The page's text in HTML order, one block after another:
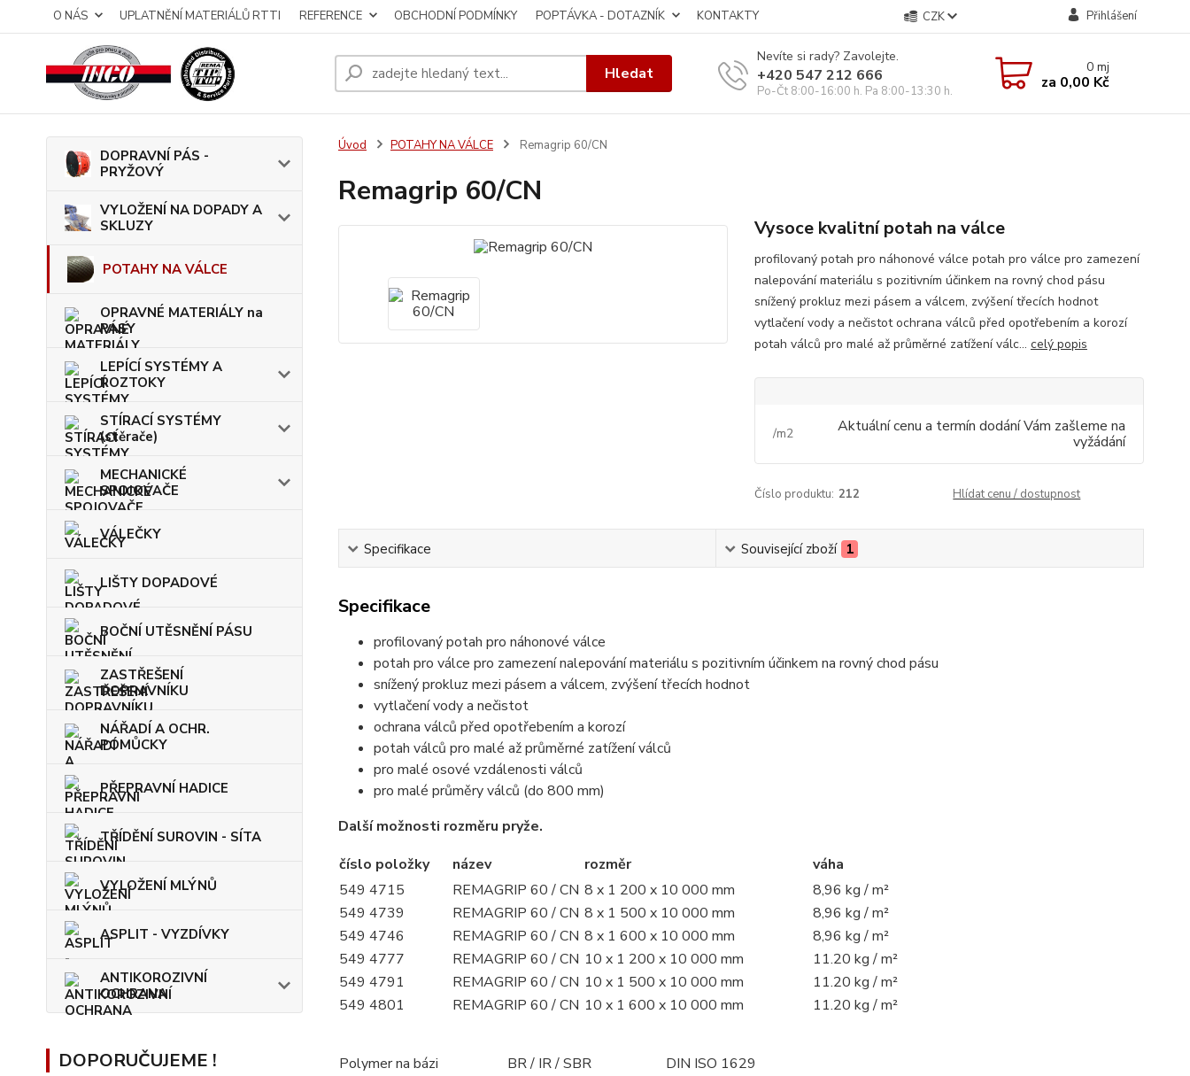
O NÁS UPLATNĚNÍ MATERIÁLŮ RTTI REFERENCE OBCHODNÍ PODMÍNKY POPTÁVKA - DOTAZNÍK KONTAKTY CZK Přihlášení
Hledat
Nevíte si rady? Zavolejte.
+420 547 212 666
Po-Čt 8:00-16:00 h. Pa 8:00-13:30 h.
0mj
za 0,00 Kč
DOPRAVNÍ PÁS -
PRYŽOVÝ
VYLOŽENÍ NA DOPADY A
SKLUZY
POTAHY NA VÁLCE
OPRAVNÉ MATERIÁLY na
PÁSY
LEPÍCÍ SYSTÉMY A
ROZTOKY
STÍRACÍ SYSTÉMY
(stěrače)
MECHANICKÉ
SPOJOVAČE
VÁLEČKY
LIŠTY DOPADOVÉ
BOČNÍ UTĚSNĚNÍ PÁSU
ZASTŘEŠENÍ
DOPRAVNÍKU
NÁŘADÍ A OCHR.
POMŮCKY
PŘEPRAVNÍ HADICE
TŘÍDĚNÍ SUROVIN - SÍTA
VYLOŽENÍ MLÝNŮ
ASPLIT - VYZDÍVKY
ANTIKOROZIVNÍ
OCHRANA
DOPORUČUJEME !
Úvod POTAHY NA VÁLCE Remagrip 60/CN
Remagrip 60/CN
Vysoce kvalitní potah na válce
profilovaný potah pro náhonové válce potah pro válce pro zamezení
nalepování materiálu s pozitivním účinkem na rovný chod pásu
snížený prokluz mezi pásem a válcem, zvýšení třecích hodnot
vytlačení vody a nečistot ochrana válců před opotřebením a korozí
potah válců pro malé až průměrné zatížení válc... celý popis
/m2
Aktuální cenu a termín dodání Vám zašleme na
vyžádání
Číslo produktu: 212 Hlídat cenu / dostupnost
Specifikace Související zboží 1
Specifikace
profilovaný potah pro náhonové válce
potah pro válce pro zamezení nalepování materiálu s pozitivním účinkem na rovný chod pásu
snížený prokluz mezi pásem a válcem, zvýšení třecích hodnot
vytlačení vody a nečistot
ochrana válců před opotřebením a korozí
potah válců pro malé až průměrné zatížení válců
pro malé osové vzdálenosti válců
pro malé průměry válců (do 800 mm)
Další možnosti rozměru pryže.
číslo položky
název rozměr
váha
549 4715
REMAGRIP 60 / CN 8 x 1 200 x 10 000 mm
8,96 kg / m²
549 4739
REMAGRIP 60 / CN 8 x 1 500 x 10 000 mm
8,96 kg / m²
549 4746
REMAGRIP 60 / CN 8 x 1 600 x 10 000 mm
8,96 kg / m²
549 4777
REMAGRIP 60 / CN 10 x 1 200 x 10 000 mm
11.20 kg / m²
549 4791
REMAGRIP 60 / CN 10 x 1 500 x 10 000 mm
11.20 kg / m²
549 4801
REMAGRIP 60 / CN 10 x 1 600 x 10 000 mm 11.20 kg / m²
Polymer na bázi BR / IR / SBR
DIN ISO 1629